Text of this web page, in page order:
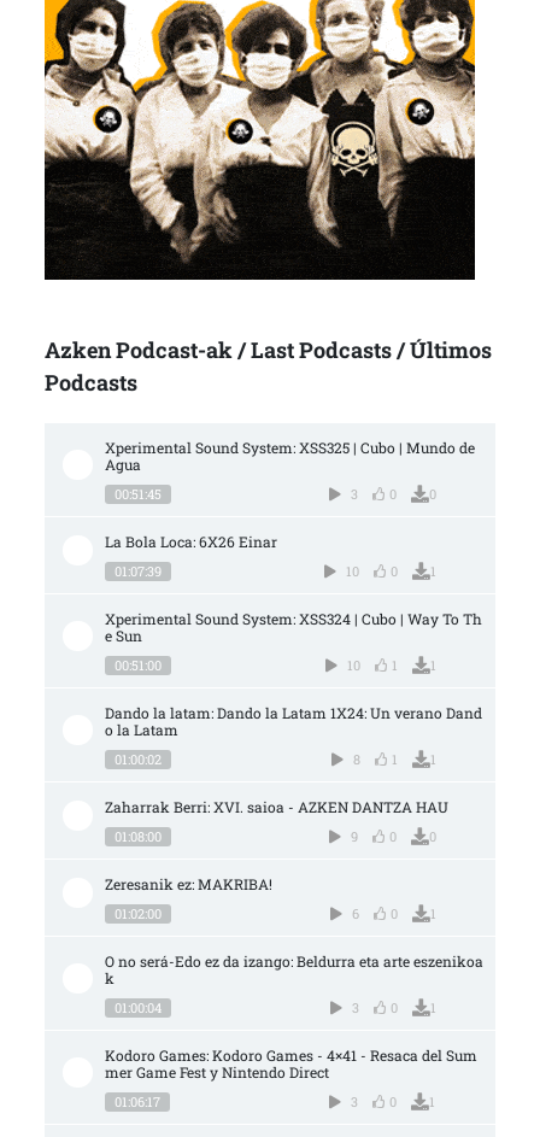
Azken Podcast-ak / Last Podcasts / Últimos
Podcasts
Xperimental Sound System: XSS325 | Cubo | Mundo de
Agua
00:51:45 3 0 0
La Bola Loca: 6X26 Einar
01:07:39 10 0 1
Xperimental Sound System: XSS324 | Cubo | Way To Th
e Sun
00:51:00 10 1 1
Dando la latam: Dando la Latam 1X24: Un verano Dand
o la Latam
01:00:02 8 1 1
Zaharrak Berri: XVI. saioa - AZKEN DANTZA HAU
01:08:00 9 0 0
Zeresanik ez: MAKRIBA!
01:02:00 6 0 1
O no será-Edo ez da izango: Beldurra eta arte eszenikoa
k
01:00:04 3 0 1
Kodoro Games: Kodoro Games - 4×41 - Resaca del Sum
mer Game Fest y Nintendo Direct
01:06:17 3 0 1